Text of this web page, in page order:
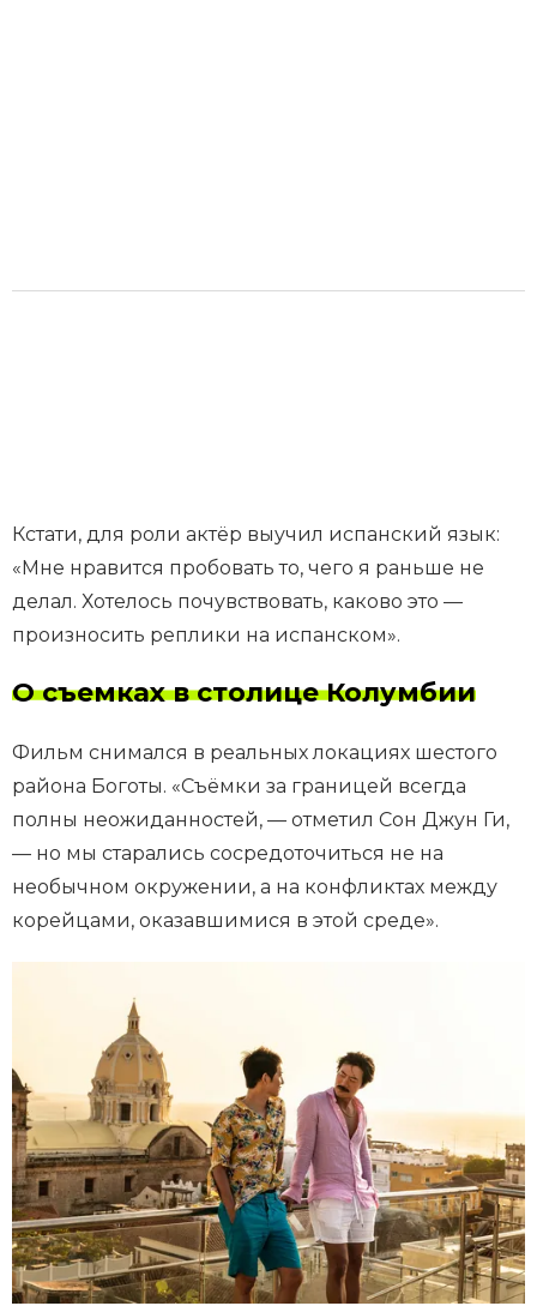
Кстати, для роли актёр выучил испанский язык:
«Мне нравится пробовать то, чего я раньше не
делал. Хотелось почувствовать, каково это —
произносить реплики на испанском».
О съемках в столице Колумбии
Фильм снимался в реальных локациях шестого
района Боготы. «Съёмки за границей всегда
полны неожиданностей, — отметил Сон Джун Ги,
— но мы старались сосредоточиться не на
необычном окружении, а на конфликтах между
корейцами, оказавшимися в этой среде».